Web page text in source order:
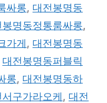
싸롱, 대전봉명동
명동정통룸싸롱,
가게, 대전봉명동
대전봉명동퍼블릭
롱, 대전봉명동하
구가라오케 , 대전